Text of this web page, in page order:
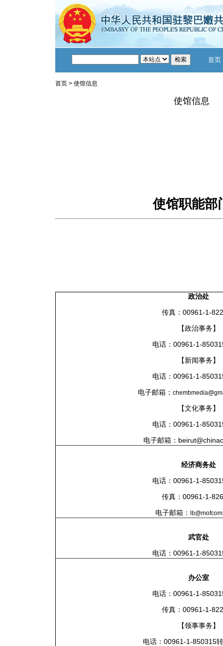
首页
首页 > 使馆信息
使馆信息
使馆职能部
政治处
传真：00961-1-
【政治事务】
电话：00961-1-
【新闻事务】
电话：00961-1-
电子邮箱：
【文化事务】
电话：00961-1-
电子邮箱：
经济商务处
电话：00961-1-
传真：00961-1-
电子邮箱：
武官处
电话：00961-1-
办公室
电话：00961-1-
传真：00961-1-
【领事事务】
电话：00961-1-850315